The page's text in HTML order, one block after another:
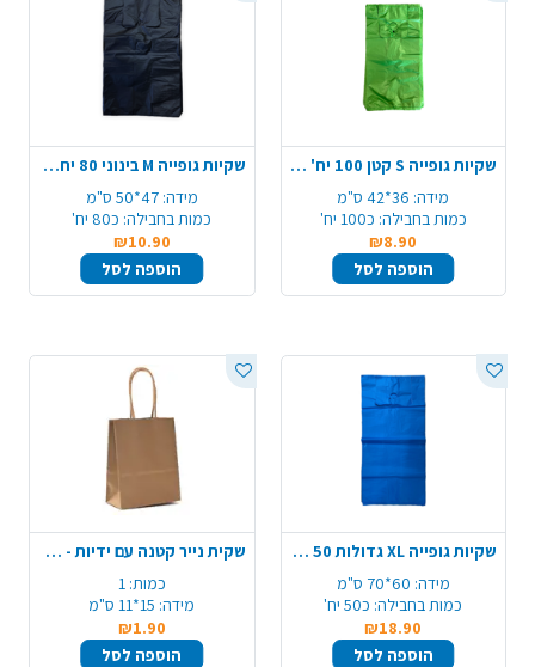
שקיות גופייה S קטן 100 יח' - צבע משתנה
מידה: 36*42 ס"מ
כמות בחבילה: כ100 יח'
₪8.90
הוספה לסל
שקיות גופייה M בינוני 80 יח' 47*50 ס"מ - צבע משתנה
מידה: 47*50 ס"מ
כמות בחבילה: כ80 יח'
₪10.90
הוספה לסל
שקיות גופייה XL גדולות 50 יח' 60*70 ס"מ - כחול
מידה: 60*70 ס"מ
כמות בחבילה: כ50 יח'
₪18.90
הוספה לסל
שקית נייר קטנה עם ידיות - טבעי
כמות: 1
מידה: 15*11 ס"מ
₪1.90
הוספה לסל